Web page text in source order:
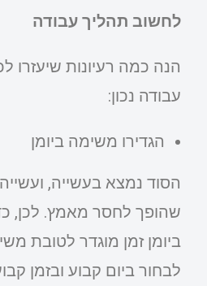
לחשוב תהליך עבודה
הנה כמה רעיונות שיעזרו
עבודה נכון:
הגדירו משימה ביומן
הסוד נמצא בעשייה,
שהופך לחסר מאמץ. לכן,
ביומן זמן מוגדר לטובת
לבחור ביום קבוע ובזמן